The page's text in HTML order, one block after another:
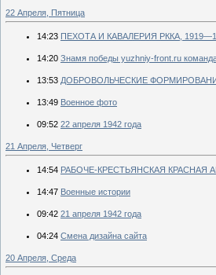
22 Апреля, Пятница
14:23 ПЕХОТА И КАВАЛЕРИЯ РККА,
14:20 Знамя победы yuzhniy-front.ru
13:53 ДОБРОВОЛЬЧЕСКИЕ ФОРМИРОВАНИЯ
13:49 Военное фото
09:52 22 апреля 1942 года
21 Апреля, Четверг
14:54 РАБОЧЕ-КРЕСТЬЯНСКАЯ КРАСНАЯ
14:47 Военные истории
09:42 21 апреля 1942 года
04:24 Смена дизайна сайта
20 Апреля, Среда